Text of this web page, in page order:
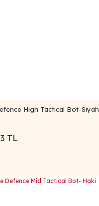
High Tactical Bot-Siyah
TL